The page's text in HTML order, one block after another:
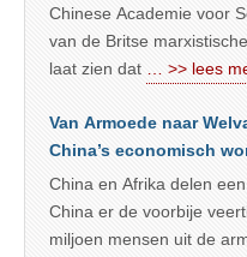
Chinese Academie voor
van de Britse
laat zien dat
… >> lees
Van Armoede naar
China’s economisch
China en Afrika delen
China er de voorbije
miljoen mensen uit de